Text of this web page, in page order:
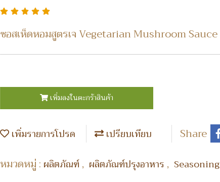
ซอสเห็ดหอมสูตรเจ Vegetarian Mushroom Sauce
เพิ่มลงในตะกร้าสินค้า
เพิ่มรายการโปรด เปรียบเทียบ
Share
หมวดหมู่ : ผลิตภัณฑ์, ผลิตภัณฑ์ปรุงอาหาร , Seasoning